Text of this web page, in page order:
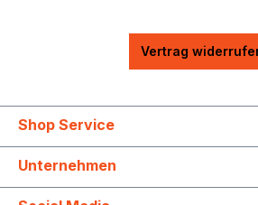
Vertrag
Shop Service
Unternehmen